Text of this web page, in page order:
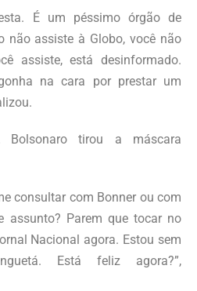
É um péssimo órgão de
não assiste à Globo, você não
assiste, está desinformado.
na cara por prestar um
Bolsonaro tirou a máscara
consultar com Bonner ou com
assunto? Parem que tocar no
Nacional agora. Estou sem
Está feliz agora?”,